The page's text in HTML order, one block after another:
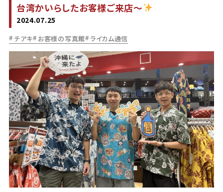
台湾かいらしたお客様ご来店〜
2024.07.25
チアキ お客様の写真館 ライカム通信